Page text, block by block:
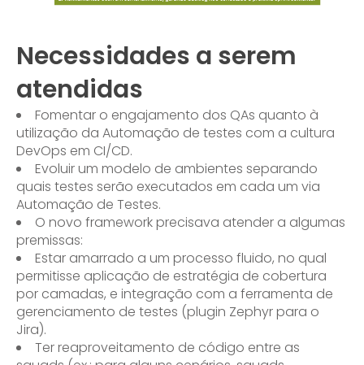
Necessidades a serem
atendidas
Fomentar o engajamento dos QAs quanto à
utilização da Automação de testes com a cultura
DevOps em CI/CD.
Evoluir um modelo de ambientes separando
quais testes serão executados em cada um via
Automação de Testes.
O novo framework precisava atender a algumas
premissas:
Estar amarrado a um processo fluido, no qual
permitisse aplicação de estratégia de cobertura
por camadas, e integração com a ferramenta de
gerenciamento de testes (plugin Zephyr para o
Jira).
Ter reaproveitamento de código entre as